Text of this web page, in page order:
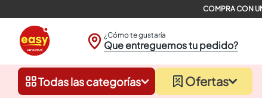
¿Cómo te gustaría
Que entreguemos tu pedido?
Todas las categorías Ofertas